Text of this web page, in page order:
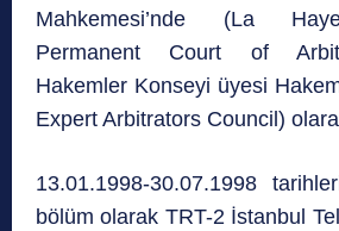
Mahkemesi’nde (La
Permanent Court of
Hakemler Konseyi üyesi
Expert Arbitrators Council)
13.01.1998-30.07.1998
bölüm olarak TRT-2 İstanbul